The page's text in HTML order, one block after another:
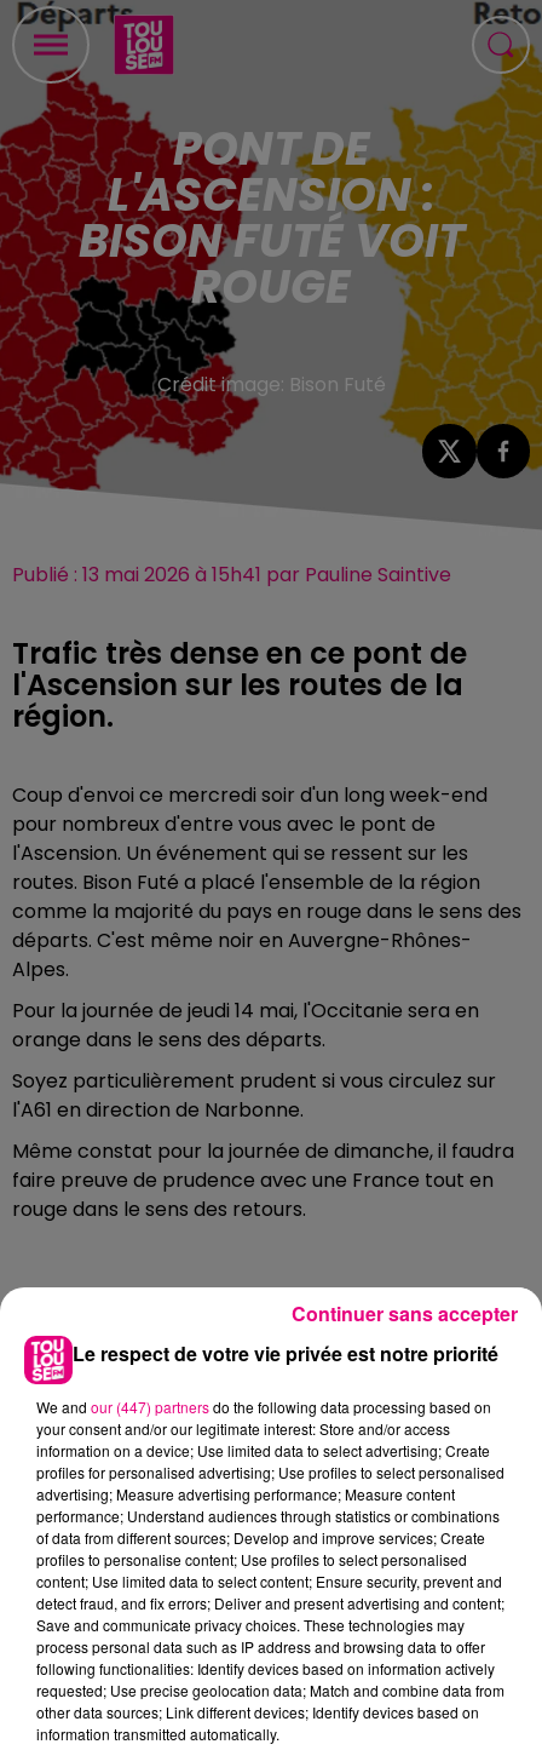
PONT DE
L'ASCENSION :
BISON FUTÉ VOIT
ROUGE
Crédit image: Bison Futé
Publié : 13 mai 2026 à 15h41 par Pauline Saintive
Trafic très dense en ce pont de
l'Ascension sur les routes de la
région.
Coup d'envoi ce mercredi soir d'un long week-end
pour nombreux d'entre vous avec le pont de
l'Ascension. Un événement qui se ressent sur les
routes. Bison Futé a placé l'ensemble de la région
comme la majorité du pays en rouge dans le sens des
départs. C'est même noir en Auvergne-Rhônes-
Alpes.
Pour la journée de jeudi 14 mai, l'Occitanie sera en
orange dans le sens des départs.
Soyez particulièrement prudent si vous circulez sur
l'A61 en direction de Narbonne.
Même constat pour la journée de dimanche, il faudra
faire preuve de prudence avec une France tout en
rouge dans le sens des retours.
FILS D'ACTUS
24 juillet 2026
INCENDIE À PLAISANCE-DU-TOUCH : DES
HABITATIONS ÉVACUÉES FACE À...
Alors que la Haute-Garonne est en vigilance
rouge pour risque très élevé de feux de forêt, un
nouvel incendie spectaculaire s'est déclaré ce
vendredi...
Le respect de votre vie privée est notre priorité
We and our (447) partnersdo the following data processing based on
your consent and/or our legitimate interest: Store and/or access
information on a device; Use limited data to select advertising; Create
profiles for personalised advertising; Use profiles to select personalised
advertising; Measure advertising performance; Measure content
performance; Understand audiences through statistics or combinations
of data from different sources; Develop and improve services; Create
profiles to personalise content; Use profiles to select personalised
content; Use limited data to select content; Ensure security, prevent and
detect fraud, and fix errors; Deliver and present advertising and content;
Save and communicate privacy choices. These technologies may
process personal data such as IP address and browsing data to offer
following functionalities: Identify devices based on information actively
requested; Use precise geolocation data; Match and combine data from
other data sources; Link different devices; Identify devices based on
information transmitted automatically.
Continuer sans accepter